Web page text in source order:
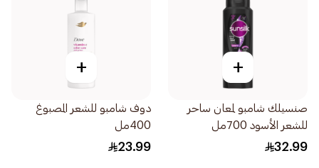
+
صنسيلك شامبو لمعان ساحر
للشعر الأسود 700مل
32.99
+
دوف شامبو للشعر المصبوغ
400مل
23.99